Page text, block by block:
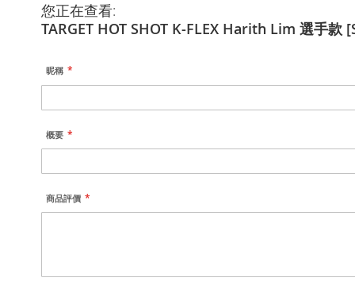
您正在查看:
TARGET HOT SHOT K-FLEX Harith Lim 選手款
昵稱
概要
商品評價